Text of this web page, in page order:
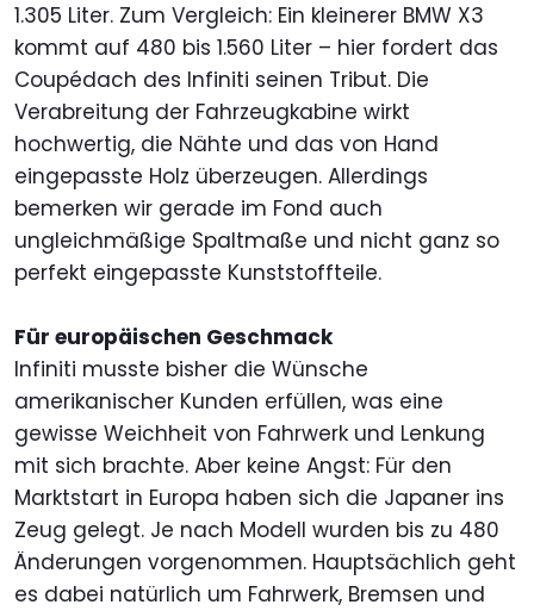
1.305 Liter. Zum Vergleich: Ein kleinerer BMW X3
kommt auf 480 bis 1.560 Liter – hier fordert das
Coupédach des Infiniti seinen Tribut. Die
Verabreitung der Fahrzeugkabine wirkt
hochwertig, die Nähte und das von Hand
eingepasste Holz überzeugen. Allerdings
bemerken wir gerade im Fond auch
ungleichmäßige Spaltmaße und nicht ganz so
perfekt eingepasste Kunststoffteile.
Für europäischen Geschmack
Infiniti musste bisher die Wünsche
amerikanischer Kunden erfüllen, was eine
gewisse Weichheit von Fahrwerk und Lenkung
mit sich brachte. Aber keine Angst: Für den
Marktstart in Europa haben sich die Japaner ins
Zeug gelegt. Je nach Modell wurden bis zu 480
Änderungen vorgenommen. Hauptsächlich geht
es dabei natürlich um Fahrwerk, Bremsen und